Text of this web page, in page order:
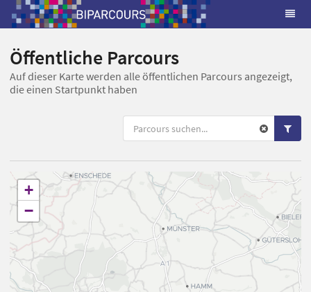
Öffentliche Parcours
Auf dieser Karte werden alle öffentlichen Parcours angezeigt,
die einen Startpunkt haben
+
−